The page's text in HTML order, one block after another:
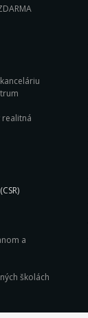
realitná
a
školách